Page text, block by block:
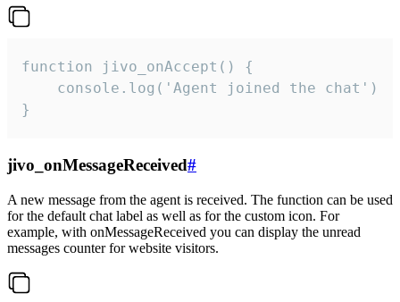
function jivo_onAccept() {
}
jivo_onMessageReceived#
A new message from the agent is received. The function can be used
for the default chat label as well as for the custom icon. For
example, with onMessageReceived you can display the unread
messages counter for website visitors.